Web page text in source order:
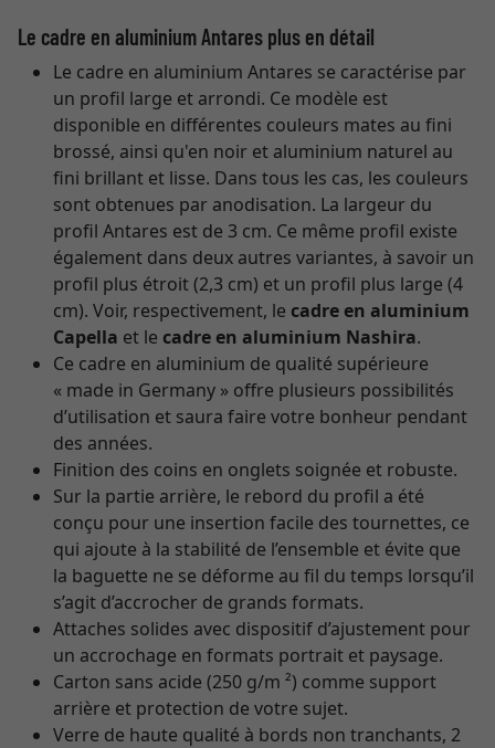
Le cadre en aluminium Antares plus en détail
Le cadre en aluminium Antares se caractérise par
un profil large et arrondi. Ce modèle est
disponible en différentes couleurs mates au fini
brossé, ainsi qu'en noir et aluminium naturel au
fini brillant et lisse. Dans tous les cas, les couleurs
sont obtenues par anodisation. La largeur du
profil Antares est de 3 cm. Ce même profil existe
également dans deux autres variantes, à savoir un
profil plus étroit (2,3 cm) et un profil plus large (4
cm). Voir, respectivement, le cadre en aluminium
Capella et le cadre en aluminium Nashira.
Ce cadre en aluminium de qualité supérieure
« made in Germany » offre plusieurs possibilités
d’utilisation et saura faire votre bonheur pendant
des années.
Finition des coins en onglets soignée et robuste.
Sur la partie arrière, le rebord du profil a été
conçu pour une insertion facile des tournettes, ce
qui ajoute à la stabilité de l’ensemble et évite que
la baguette ne se déforme au fil du temps lorsqu’il
s’agit d’accrocher de grands formats.
Attaches solides avec dispositif d’ajustement pour
un accrochage en formats portrait et paysage.
Carton sans acide (250 g/m ²) comme support
arrière et protection de votre sujet.
Verre de haute qualité à bords non tranchants, 2